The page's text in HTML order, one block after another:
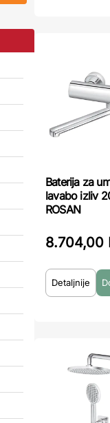
Baterija za
lavabo izliv
ROSAN
8.704,00
Detaljnije